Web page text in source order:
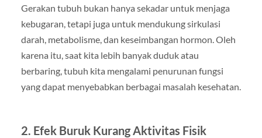
Gerakan tubuh bukan hanya sekadar untuk menjaga
kebugaran, tetapi juga untuk mendukung sirkulasi
darah, metabolisme, dan keseimbangan hormon. Oleh
karena itu, saat kita lebih banyak duduk atau
berbaring, tubuh kita mengalami penurunan fungsi
yang dapat menyebabkan berbagai masalah kesehatan.
2. Efek Buruk Kurang Aktivitas Fisik